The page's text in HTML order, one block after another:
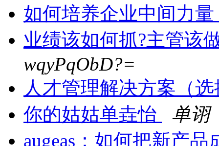
如何培养企业中间力量
业绩该如何抓?主管该
wqyPqObD?=
人才管理解决方案（
你的姑姑单垚怡
单诩
augeas：如何把新产